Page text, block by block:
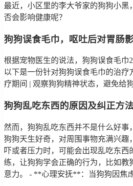
最近，小区里的李大爷家的狗狗小黑
否会影响健康呢？
狗狗误食毛巾，呕吐后对胃肠
根据宠物医生的说法，狗狗误食毛巾
以下是一份针对狗狗误食毛巾的治疗
疗期间 | 观察狗狗精神状态，避免给
狗狗乱吃东西的原因及纠正方
然而，狗狗乱吃东西并不是什么好
狗狗天生好奇，对周围事物充满兴
吓或者压力时，可能会出现乱吃东
练，让狗狗学会正确的行为，比如
意力。 - **心理安抚**：当狗狗因焦